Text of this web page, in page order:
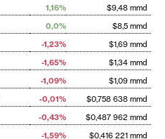
1,16%
$9,48 mmd
0,0%
$8,5 mmd
-1,23%
$1,69 mmd
-1,65%
$1,34 mmd
-1,09%
$1,09 mmd
-0,01%
$0,758 638 mmd
-0,43%
$0,487 962 mmd
-1,59% $0,416 221 mmd